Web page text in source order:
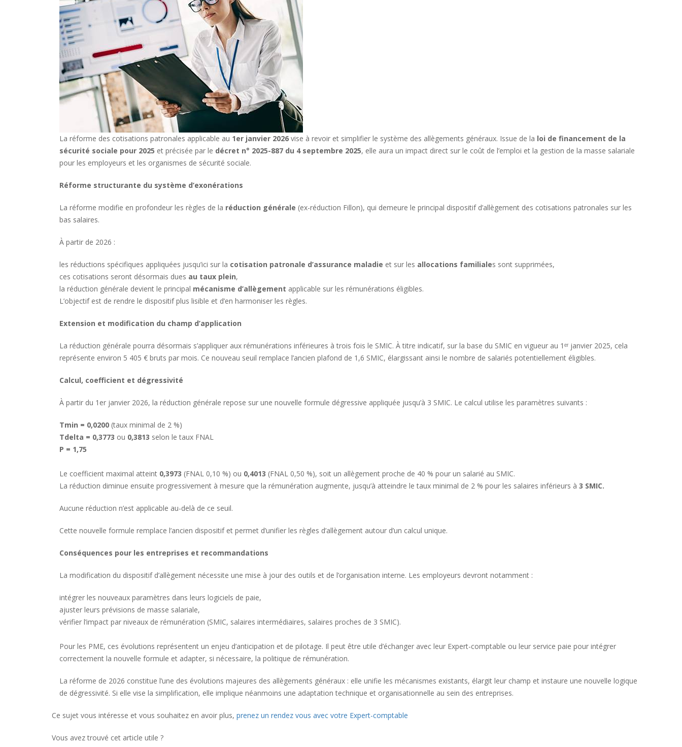
La réforme des cotisations patronales applicable au 1er janvier 2026 vise à revoir et simplifier le système des allègements généraux. Issue de la loi de financement de la
sécurité sociale pour 2025 et précisée par le décret n° 2025-887 du 4 septembre 2025, elle aura un impact direct sur le coût de l’emploi et la gestion de la masse salariale
pour les employeurs et les organismes de sécurité sociale.
Réforme structurante du système d’exonérations
La réforme modifie en profondeur les règles de la réduction générale (ex-réduction Fillon), qui demeure le principal dispositif d’allègement des cotisations patronales sur les
bas salaires.
À partir de 2026 :
les réductions spécifiques appliquées jusqu’ici sur la cotisation patronale d’assurance maladie et sur les allocations familiales sont supprimées,
ces cotisations seront désormais dues au taux plein,
la réduction générale devient le principal mécanisme d’allègement applicable sur les rémunérations éligibles.
L’objectif est de rendre le dispositif plus lisible et d’en harmoniser les règles.
Extension et modification du champ d’application
La réduction générale pourra désormais s’appliquer aux rémunérations inférieures à trois fois le SMIC. À titre indicatif, sur la base du SMIC en vigueur au 1ᵉʳ janvier 2025, cela
représente environ 5 405 € bruts par mois. Ce nouveau seuil remplace l’ancien plafond de 1,6 SMIC, élargissant ainsi le nombre de salariés potentiellement éligibles.
Calcul, coefficient et dégressivité
À partir du 1er janvier 2026, la réduction générale repose sur une nouvelle formule dégressive appliquée jusqu’à 3 SMIC. Le calcul utilise les paramètres suivants :
Tmin = 0,0200 (taux minimal de 2 %)
Tdelta = 0,3773 ou 0,3813 selon le taux FNAL
P = 1,75
Le coefficient maximal atteint 0,3973 (FNAL 0,10 %) ou 0,4013 (FNAL 0,50 %), soit un allègement proche de 40 % pour un salarié au SMIC.
La réduction diminue ensuite progressivement à mesure que la rémunération augmente, jusqu’à atteindre le taux minimal de 2 % pour les salaires inférieurs à 3 SMIC.
Aucune réduction n’est applicable au-delà de ce seuil.
Cette nouvelle formule remplace l’ancien dispositif et permet d’unifier les règles d’allègement autour d’un calcul unique.
Conséquences pour les entreprises et recommandations
La modification du dispositif d’allègement nécessite une mise à jour des outils et de l’organisation interne. Les employeurs devront notamment :
intégrer les nouveaux paramètres dans leurs logiciels de paie,
ajuster leurs prévisions de masse salariale,
vérifier l’impact par niveaux de rémunération (SMIC, salaires intermédiaires, salaires proches de 3 SMIC).
Pour les PME, ces évolutions représentent un enjeu d’anticipation et de pilotage. Il peut être utile d’échanger avec leur Expert-comptable ou leur service paie pour intégrer
correctement la nouvelle formule et adapter, si nécessaire, la politique de rémunération.
La réforme de 2026 constitue l’une des évolutions majeures des allègements généraux : elle unifie les mécanismes existants, élargit leur champ et instaure une nouvelle logique
de dégressivité. Si elle vise la simplification, elle implique néanmoins une adaptation technique et organisationnelle au sein des entreprises.
Ce sujet vous intéresse et vous souhaitez en avoir plus, prenez un rendez vous avec votre Expert-comptable
Vous avez trouvé cet article utile ?